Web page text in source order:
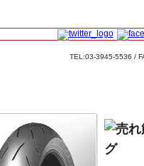
TEL:03-3945-5536 /